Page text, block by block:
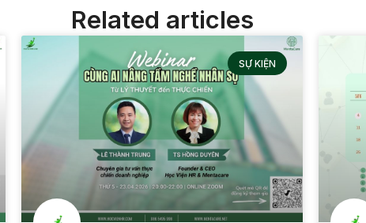
Related articles
SỰ KIỆN